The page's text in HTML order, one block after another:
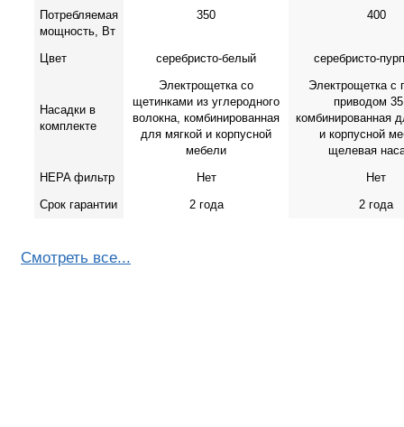
Потребляемая
мощность, Вт
350 400
Цвет cеребристо-белый cеребристо-
Насадки в
комплекте
Электрощетка со
щетинками из углеродного
волокна, комбинированная
для мягкой и корпусной
мебели
Электрощетка с
приводом
комбинированная
и корпусной
щелевая
HEPA фильтр
Нет
Нет
Срок гарантии
2 года 2 года
Смотреть все...